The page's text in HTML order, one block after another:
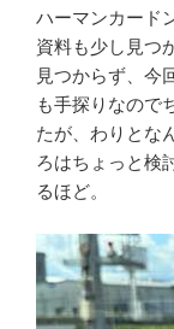
ハーマンカード
資料も少し見つ
見つからず、今
も手探りなので
たが、わりとな
ろはちょっと検
るほど。